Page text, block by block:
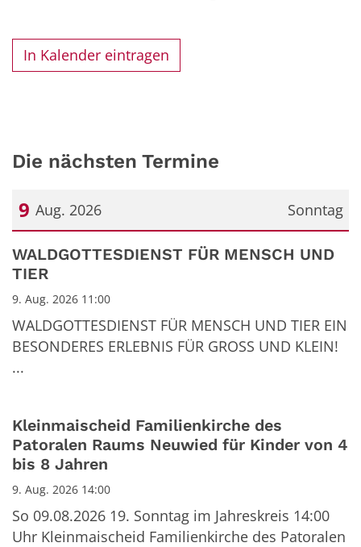
In Kalender eintragen
Die nächsten Termine
Sonntag
9 Aug. 2026
Datum: 9. August 2026
WALDGOTTESDIENST FÜR MENSCH UND
TIER
9. Aug. 2026 11:00
WALDGOTTESDIENST FÜR MENSCH UND TIER EIN
BESONDERES ERLEBNIS FÜR GROSS UND KLEIN!
...
Kleinmaischeid Familienkirche des
Patoralen Raums Neuwied für Kinder von 4
bis 8 Jahren
9. Aug. 2026 14:00
So 09.08.2026 19. Sonntag im Jahreskreis 14:00
Uhr Kleinmaischeid Familienkirche des Patoralen